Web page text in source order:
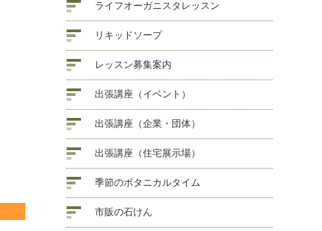
ライフオーガニスタレッスン
リキッドソープ
レッスン募集案内
出張講座（イベント）
出張講座（企業・団体）
出張講座（住宅展示場）
季節のボタニカルタイム
市販の石けん